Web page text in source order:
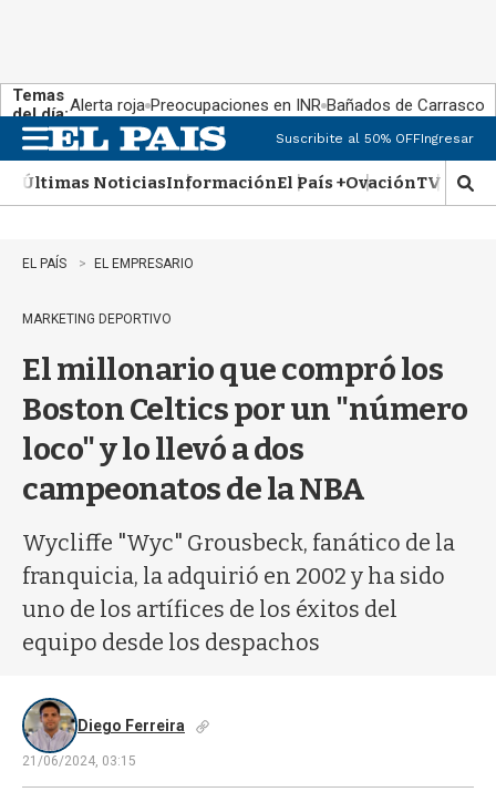
Temas
del día:Alerta roja Preocupaciones en INR Bañados de Carrasco
n
u
Suscribite al 50% OFFIngresar
Últimas NoticiasInformaciónEl País +OvaciónTV Show
M
o
q
EL PAÍS EL EMPRESARIO
MARKETING DEPORTIVO
El millonario que compró los
Boston Celtics por un "número
loco" y lo llevó a dos
campeonatos de la NBA
Wycliffe "Wyc" Grousbeck, fanático de la
franquicia, la adquirió en 2002 y ha sido
uno de los artífices de los éxitos del
equipo desde los despachos
Diego Ferreira
21/06/2024, 03:15